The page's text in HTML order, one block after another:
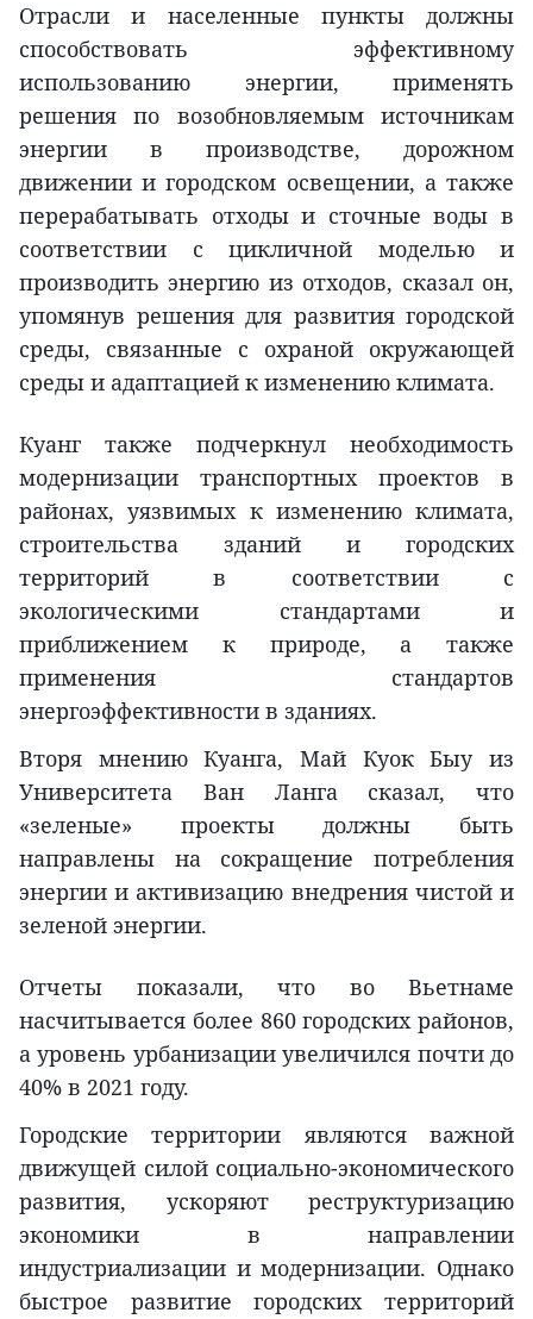
Отрасли и населенные пункты должны
способствовать эффективному
использованию энергии, применять
решения по возобновляемым источникам
энергии в производстве, дорожном
движении и городском освещении, а также
перерабатывать отходы и сточные воды в
соответствии с цикличной моделью и
производить энергию из отходов, сказал он,
упомянув решения для развития городской
среды, связанные с охраной окружающей
среды и адаптацией к изменению климата.
Куанг также подчеркнул необходимость
модернизации транспортных проектов в
районах, уязвимых к изменению климата,
строительства зданий и городских
территорий в соответствии с
экологическими стандартами и
приближением к природе, а также
применения стандартов
энергоэффективности в зданиях.
Вторя мнению Куанга, Май Куок Быу из
Университета Ван Ланга сказал, что
«зеленые» проекты должны быть
направлены на сокращение потребления
энергии и активизацию внедрения чистой и
зеленой энергии.
Отчеты показали, что во Вьетнаме
насчитывается более 860 городских районов,
а уровень урбанизации увеличился почти до
40% в 2021 году.
Городские территории являются важной
движущей силой социально-экономического
развития, ускоряют реструктуризацию
экономики в направлении
индустриализации и модернизации. Однако
быстрое развитие городских территорий